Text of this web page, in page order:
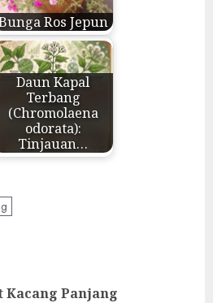
Ros Jepun
Daun Kapal
Terbang
(Chromolaena
odorata):
Tinjauan…
Kacang Panjang